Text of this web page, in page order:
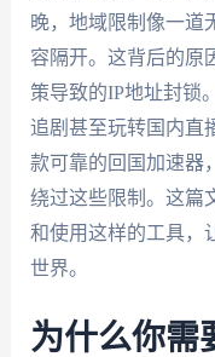
晚，地域限制像一道
容隔开。这背后的原
策导致的IP地址封锁
追剧甚至玩转国内直
款可靠的回国加速器
绕过这些限制。这篇
和使用这样的工具，
世界。
为什么你需